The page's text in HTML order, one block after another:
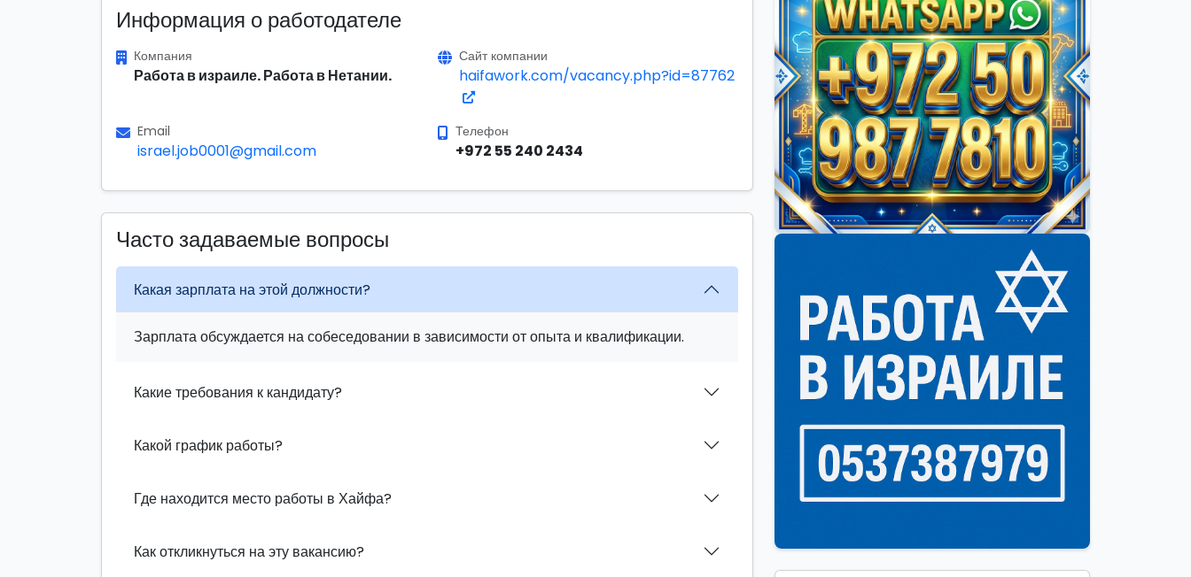
Информация о работодателе
Компания
Работа в израиле. Работа в Нетании.
Сайт компании
haifawork.com/vacancy.php?id=87762
Email
israel.job0001@gmail.com
Телефон
+972 55 240 2434
Часто задаваемые вопросы
Какая зарплата на этой должности?
Зарплата обсуждается на собеседовании в зависимости от опыта и квалификации.
Какие требования к кандидату?
Какой график работы?
Где находится место работы в Хайфа?
Как откликнуться на эту вакансию?